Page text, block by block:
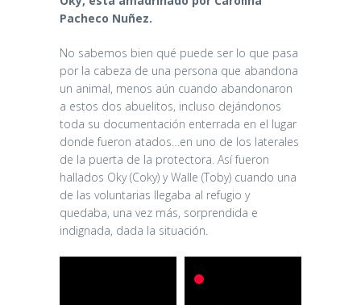
Pacheco Nuñez.
No sabemos bien qué puede ser lo que pasa
por la cabeza de una persona que abandona
un animal, menos aún cuando abandonaron
a estos dos abuelitos, incluso dejándonos
toda su documentación enterrada en el lugar
donde fueron atados…en uno de los laterales
de la puerta de la protectora. Así fueron
hallados Oky (Coky) y Walle (Toby) cuando una
de las voluntarias llegaba al refugio y
quedaba, una vez más, sorprendida e
indignada, dada la situación.